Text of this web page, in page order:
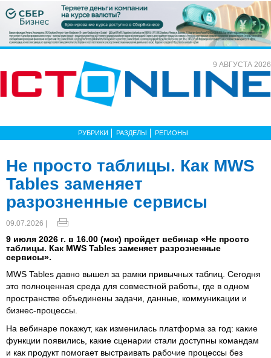
9 АВГУСТА 2026
РУБРИКИ РАЗДЕЛЫ РЕГИОНЫ
Не просто таблицы. Как MWS
Tables заменяет
разрозненные сервисы
09.07.2026 |
9 июля 2026 г. в 16.00 (мск) пройдет вебинар «Не просто
таблицы. Как MWS Tables заменяет разрозненные
сервисы».
MWS Tables давно вышел за рамки привычных таблиц. Сегодня
это полноценная среда для совместной работы, где в одном
пространстве объединены задачи, данные, коммуникации и
бизнес‑процессы.
На вебинаре покажут, как изменилась платформа за год: какие
функции появились, какие сценарии стали доступны командам
и как продукт помогает выстраивать рабочие процессы без